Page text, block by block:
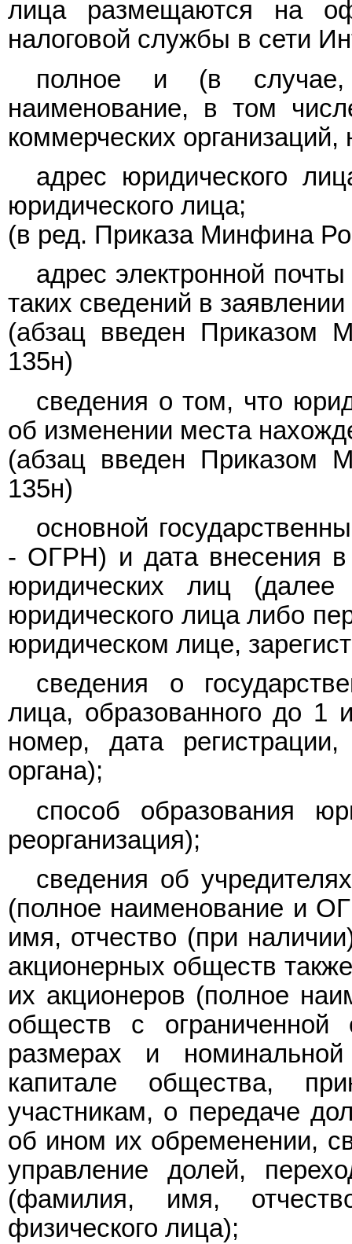
лица размещаются на
налоговой службы в сети
полное и (в случае,
наименование, в том
коммерческих организаций,
адрес юридического
юридического лица;
(в ред. ПриказаМинфина
адрес электронной
таких сведений в
(абзац введен Приказом
135н)
сведения о том, что
об изменении места
(абзац введен Приказом
135н)
основной
- ОГРН) и дата внесения в
юридических лиц
юридического лица либо
юридическом лице,
сведения о
лица, образованного до 1
номер, дата
органа);
способ образования
реорганизация);
сведения об
(полное наименование и
имя, отчество (при
акционерных обществ
их акционеров (полное
обществ с ограниченной
размерах и
капитале общества,
участникам, о передаче
об ином их обременении,
управление долей,
(фамилия, имя,
физического лица);